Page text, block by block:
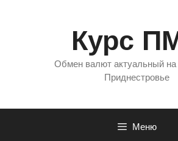
Курс
Обмен валют актуальный на
Приднестровье
Меню